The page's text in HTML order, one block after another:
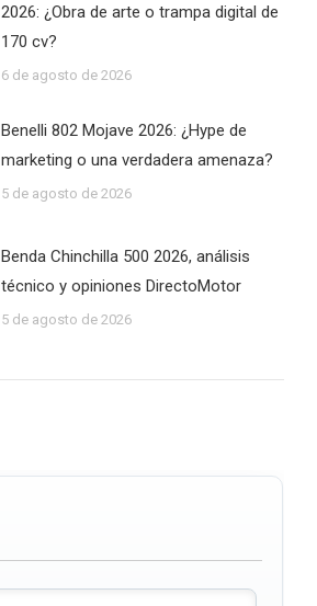
2026: ¿Obra de arte o trampa digital de
170 cv?
6 de agosto de 2026
Benelli 802 Mojave 2026: ¿Hype de
marketing o una verdadera amenaza?
5 de agosto de 2026
Benda Chinchilla 500 2026, análisis
técnico y opiniones DirectoMotor
5 de agosto de 2026